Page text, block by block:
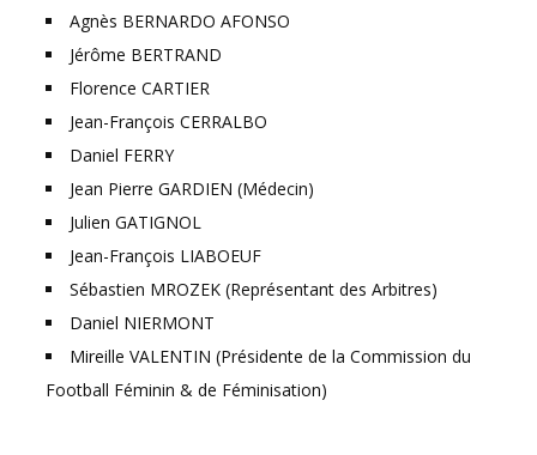
Agnès BERNARDO AFONSO
Jérôme BERTRAND
Florence CARTIER
Jean-François CERRALBO
Daniel FERRY
Jean Pierre GARDIEN (Médecin)
Julien GATIGNOL
Jean-François LIABOEUF
Sébastien MROZEK (Représentant des Arbitres)
Daniel NIERMONT
Mireille VALENTIN (Présidente de la Commission du
Football Féminin & de Féminisation)